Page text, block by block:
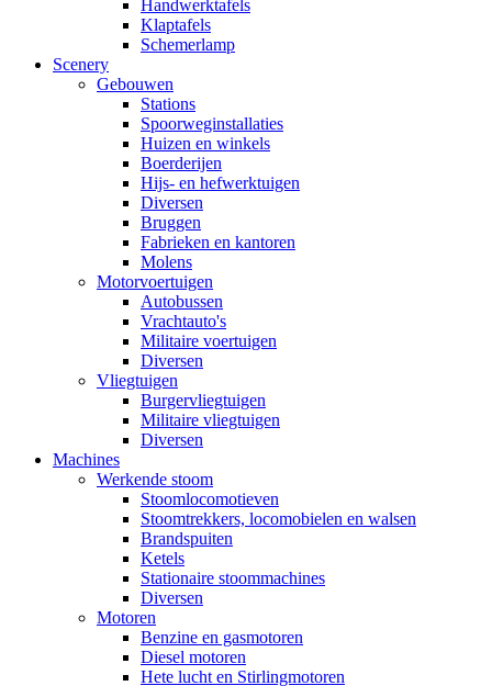
Handwerktafels
Klaptafels
Schemerlamp
Scenery
Gebouwen
Stations
Spoorweginstallaties
Huizen en winkels
Boerderijen
Hijs- en hefwerktuigen
Diversen
Bruggen
Fabrieken en kantoren
Molens
Motorvoertuigen
Autobussen
Vrachtauto's
Militaire voertuigen
Diversen
Vliegtuigen
Burgervliegtuigen
Militaire vliegtuigen
Diversen
Machines
Werkende stoom
Stoomlocomotieven
Stoomtrekkers, locomobielen en walsen
Brandspuiten
Ketels
Stationaire stoommachines
Diversen
Motoren
Benzine en gasmotoren
Diesel motoren
Hete lucht en Stirlingmotoren